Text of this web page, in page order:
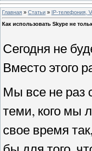
Главная » Статьи » IP-телефония,
Как использовать Skype не
Сегодня не
Вместо этого
Мы все не раз
теми, кого мы
свое время